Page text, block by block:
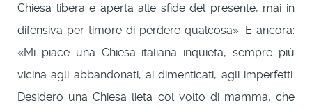
Chiesa libera e aperta alle sfide del presente, mai in
difensiva per timore di perdere qualcosa». E ancora:
«Mi piace una Chiesa italiana inquieta, sempre più
vicina agli abbandonati, ai dimenticati, agli imperfetti.
Desidero una Chiesa lieta col volto di mamma, che